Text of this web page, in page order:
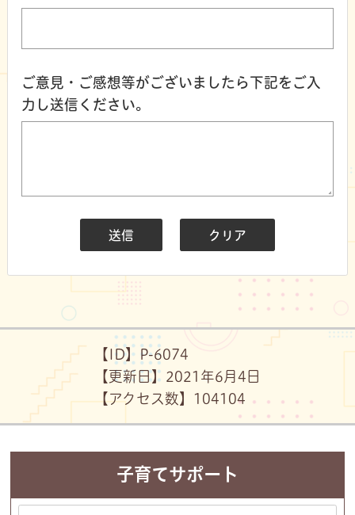
ご意見・ご感想等がございましたら下記をご入
力し送信ください。
【ID】 P-6074
【更新日】 2021年6月4日
【アクセス数】
104104
子育てサポート